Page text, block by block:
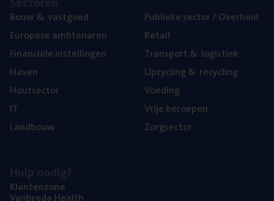
Bouw& vastgoed
Euro­pe­se ambtenaren
Finan­ci­ë­le instellingen
Haven
Hout­sec­tor
IT
Land­bouw
Publie­ke sec­tor / Overheid
Retail
Trans­port& logistiek
Upcy­cling& recycling
Voe­ding
Vrije beroe­pen
Zorg­sec­tor
Klan­ten­zo­ne
Van­b­re­da Health